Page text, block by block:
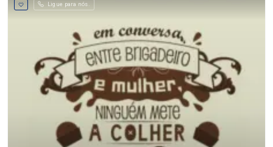
Ligue para nós.